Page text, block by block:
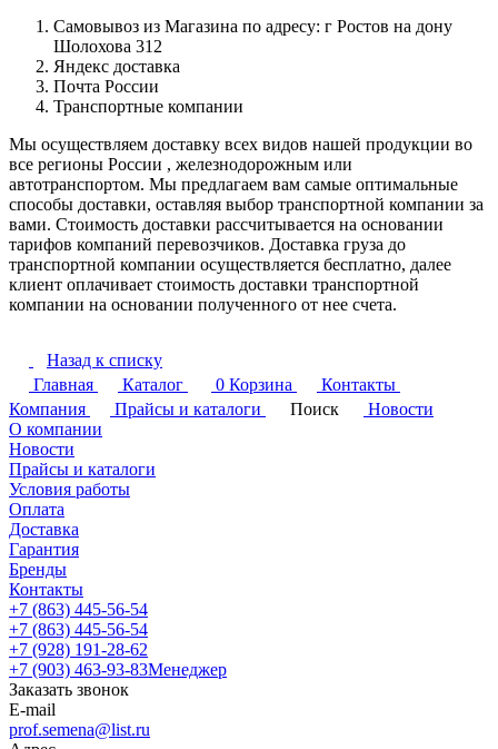
Самовывоз из Магазина по адресу: г Ростов на дону
Шолохова 312
Яндекс доставка
Почта России
Транспортные компании
Мы осуществляем доставку всех видов нашей продукции во
все регионы России , железнодорожным или
автотранспортом. Мы предлагаем вам самые оптимальные
способы доставки, оставляя выбор транспортной компании за
вами. Стоимость доставки рассчитывается на основании
тарифов компаний перевозчиков. Доставка груза до
транспортной компании осуществляется бесплатно, далее
клиент оплачивает стоимость доставки транспортной
компании на основании полученного от нее счета.
Назад к списку
Главная
Каталог 0 Корзина
Контакты
Компания
Прайсы и каталоги Поиск
Новости
О компании
Новости
Прайсы и каталоги
Условия работы
Оплата
Доставка
Гарантия
Бренды
Контакты
+7 (863) 445-56-54
+7 (863) 445-56-54
+7 (928) 191-28-62
+7 (903) 463-93-83Менеджер
Заказать звонок
E-mail
prof.semena@list.ru